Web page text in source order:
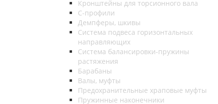
Кронштейны для торсионного вала
С-профили
Демпферы, шкивы
Система подвеса горизонтальных
направляющих
Система балансировки-пружины
растяжения
Барабаны
Валы, муфты
Предохранительные храповые муфты
Пружинные наконечники